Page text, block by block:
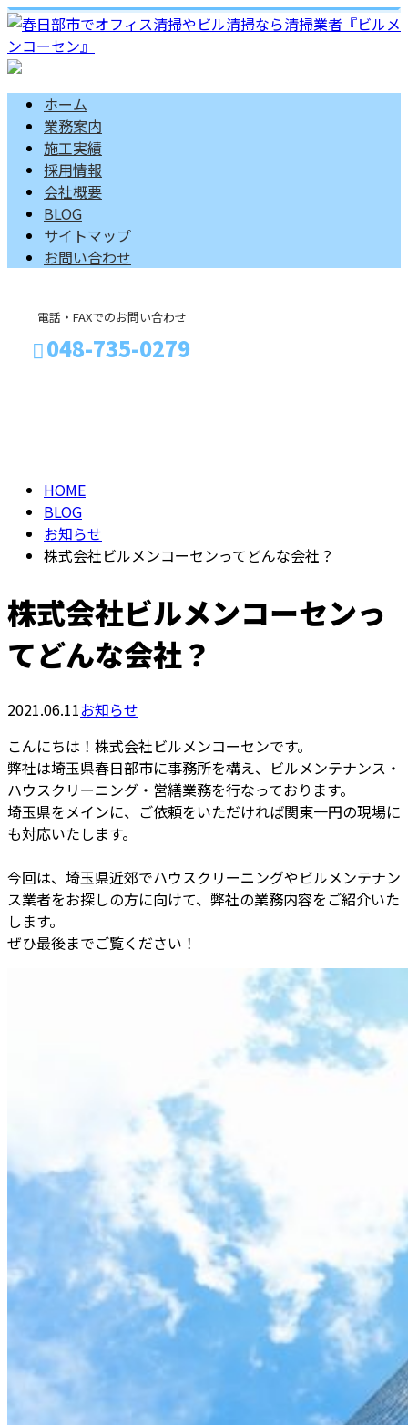
ホーム
業務案内
施工実績
採用情報
会社概要
BLOG
サイトマップ
お問い合わせ
電話・FAXでのお問い合わせ
048-735-0279
HOME
BLOG
お知らせ
株式会社ビルメンコーセンってどんな会社？
株式会社ビルメンコーセンっ
てどんな会社？
2021.06.11お知らせ
こんにちは！株式会社ビルメンコーセンです。
弊社は埼玉県春日部市に事務所を構え、ビルメンテナンス・
ハウスクリーニング・営繕業務を行なっております。
埼玉県をメインに、ご依頼をいただければ関東一円の現場に
も対応いたします。
今回は、埼玉県近郊でハウスクリーニングやビルメンテナン
ス業者をお探しの方に向けて、弊社の業務内容をご紹介いた
します。
ぜひ最後までご覧ください！